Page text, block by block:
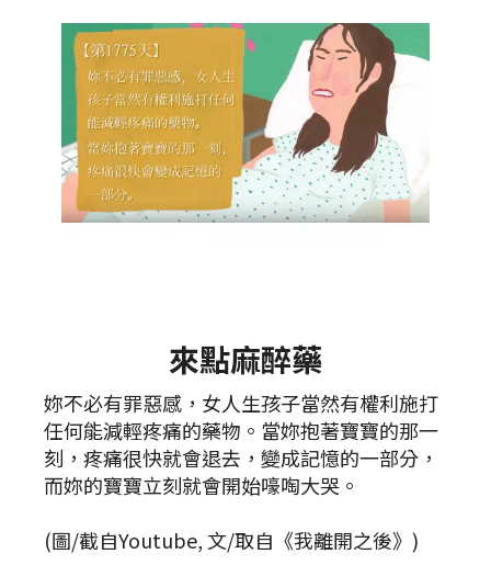
來點麻醉藥
妳不必有罪惡感，女人生孩子當然有權利施打
任何能減輕疼痛的藥物。當妳抱著寶寶的那一
刻，疼痛很快就會退去，變成記憶的一部分，
而妳的寶寶立刻就會開始嚎啕大哭。
(圖/截自Youtube, 文/取自《我離開之後》)